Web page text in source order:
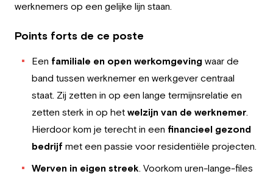
werknemers op een gelijke lijn staan.
Points forts de ce poste
Een familiale en open werkomgeving waar de
band tussen werknemer en werkgever centraal
staat. Zij zetten in op een lange termijnsrelatie en
zetten sterk in op het welzijn van de werknemer.
Hierdoor kom je terecht in een financieel gezond
bedrijf met een passie voor residentiële projecten.
Werven in eigen streek. Voorkom uren-lange-files